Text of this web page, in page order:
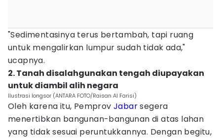
"Sedimentasinya terus bertambah, tapi ruang
untuk mengalirkan lumpur sudah tidak ada,"
ucapnya.
2. Tanah disalahgunakan tengah diupayakan
untuk diambil alih negara
Ilustrasi longsor (ANTARA FOTO/Raisan Al Farisi)
Oleh karena itu, Pemprov Jabarsegera
menertibkan bangunan-bangunan di atas lahan
yang tidak sesuai peruntukkannya. Dengan begitu,